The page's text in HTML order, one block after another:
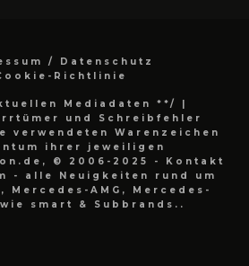
/ Datenschutz
Richtlinie
Mediadaten **/
|
und Schreibfehler
verwendeten Warenzeichen
ihrer jeweiligen
© 2006-2025 - Kontakt
- alle Neuigkeiten rund um
Mercedes-AMG, Mercedes-
smart & Subbrands..